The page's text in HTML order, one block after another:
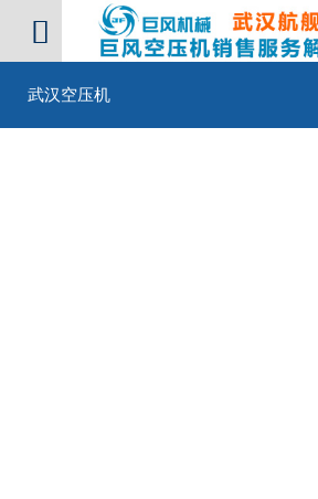

武汉空压机